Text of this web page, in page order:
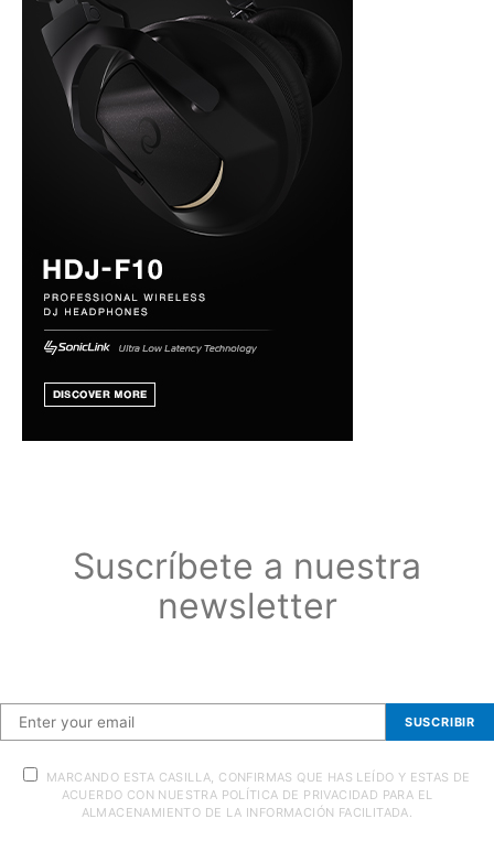
Suscríbete a nuestra
newsletter
SUSCRIBIR
MARCANDO ESTA CASILLA, CONFIRMAS QUE HAS LEÍDO Y ESTAS DE
ACUERDO CON NUESTRA POLÍTICA DE PRIVACIDAD PARA EL
ALMACENAMIENTO DE LA INFORMACIÓN FACILITADA.